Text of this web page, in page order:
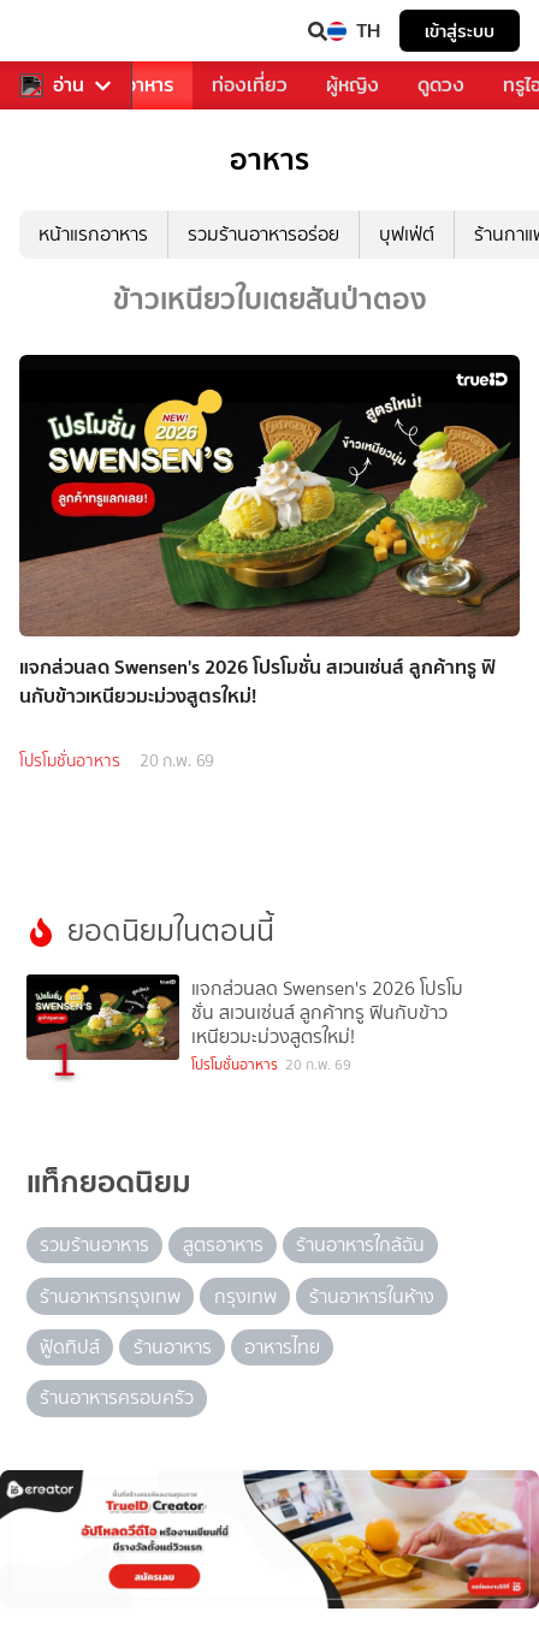
TH เข้าสู่ระบบ
อ่าน
การเพลง อาหาร ท่องเที่ยว ผู้หญิง ดูดวง ทรู
อาหาร
หน้าแรกอาหาร รวมร้านอาหารอร่อย บุฟเฟ่ต์ ร้านกา
ข้าวเหนียวใบเตยสันป่าตอง
แจกส่วนลด Swensen's 2026 โปรโมชั่น สเวนเซ่นส์ ลูกค้าทรู ฟิ
นกับข้าวเหนียวมะม่วงสูตรใหม่!
โปรโมชั่นอาหาร 20 ก.พ. 69
ยอดนิยมในตอนนี้
1
แจกส่วนลด Swensen's 2026 โปรโม
ชั่น สเวนเซ่นส์ ลูกค้าทรู ฟินกับข้าว
เหนียวมะม่วงสูตรใหม่!
โปรโมชั่นอาหาร 20 ก.พ. 69
แท็กยอดนิยม
รวมร้านอาหาร สูตรอาหาร
ร้านอาหารใกล้ฉัน
ร้านอาหารกรุงเทพ
กรุงเทพ
ร้านอาหารในห้าง
ฟู้ดทิปส์
ร้านอาหาร
อาหารไทย
ร้านอาหารครอบครัว